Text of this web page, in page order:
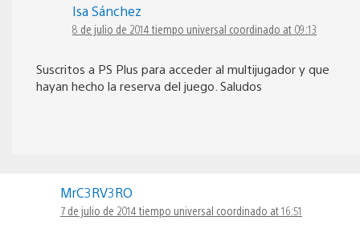
Isa Sánchez
8 de julio de 2014 tiempo universal coordinado at 09:13
Suscritos a PS Plus para acceder al multijugador y que
hayan hecho la reserva del juego. Saludos
MrC3RV3RO
7 de julio de 2014 tiempo universal coordinado at 16:51